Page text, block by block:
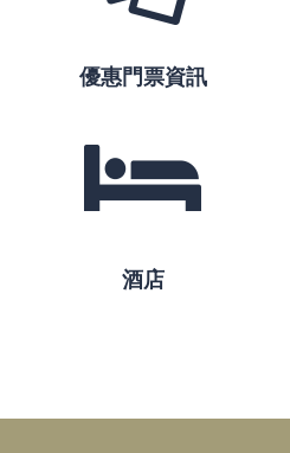
優惠門票資訊
酒店